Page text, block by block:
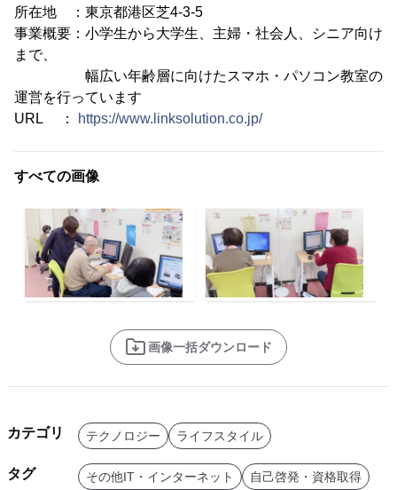
所在地 ：東京都港区芝4-3-5
事業概要：小学生から大学生、主婦・社会人、シニア向け
まで、
幅広い年齢層に向けたスマホ・パソコン教室の
運営を行っています
URL ：
https://www.linksolution.co.jp/
すべての画像
画像一括ダウンロード
カテゴリ テクノロジー ライフスタイル
タグ その他IT・インターネット
自己啓発・資格取得